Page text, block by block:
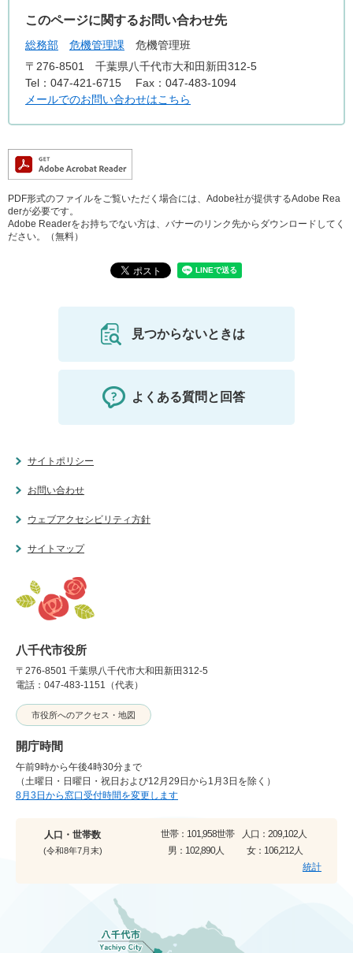
このページに関するお問い合わせ先
総務部 危機管理課
危機管理班
〒276-8501
千葉県八千代市大和田新田312-5
Tel：047-421-6715
Fax：047-483-1094
メールでのお問い合わせはこちら
PDF形式のファイルをご覧いただく場合には、Adobe社が提供するAdobe Rea
derが必要です。
Adobe Readerをお持ちでない方は、バナーのリンク先からダウンロードしてく
ださい。（無料）
見つからないときは
よくある質問と回答
サイトポリシー
お問い合わせ
ウェブアクセシビリティ方針
サイトマップ
八千代市役所
〒276-8501 千葉県八千代市大和田新田312-5
電話：047-483-1151（代表）
市役所へのアクセス・地図
開庁時間
午前9時から午後4時30分まで
（土曜日・日曜日・祝日および12月29日から1月3日を除く）
8月3日から窓口受付時間を変更します
人口・世帯数
(令和8年7月末)
世帯： 101,958世帯 人口： 209,102人
男： 102,890人 女： 106,212人
統計